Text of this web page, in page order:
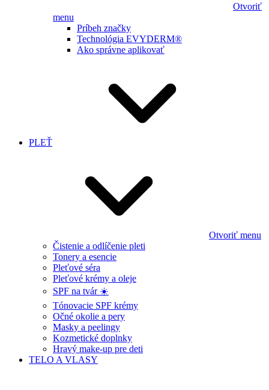
Otvoriť
menu
Príbeh značky
Technológia EVYDERM®
Ako správne aplikovať
PLEŤ
Otvoriť menu
Čistenie a odlíčenie pleti
Tonery a esencie
Pleťové séra
Pleťové krémy a oleje
SPF na tvár ☀️
Tónovacie SPF krémy
Očné okolie a pery
Masky a peelingy
Kozmetické doplnky
Hravý make-up pre deti
TELO A VLASY